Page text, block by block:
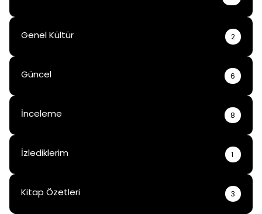
Genel Kültür 2
Güncel 6
İnceleme 8
İzlediklerim 1
Kitap Özetleri 3